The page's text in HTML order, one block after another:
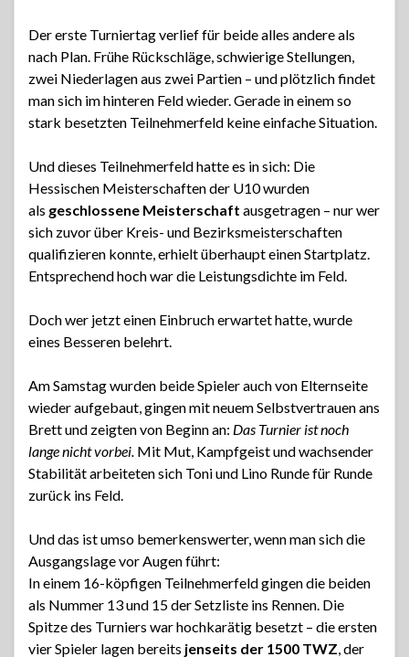
Der erste Turniertag verlief für beide alles andere als
nach Plan. Frühe Rückschläge, schwierige Stellungen,
zwei Niederlagen aus zwei Partien – und plötzlich findet
man sich im hinteren Feld wieder. Gerade in einem so
stark besetzten Teilnehmerfeld keine einfache Situation.
Und dieses Teilnehmerfeld hatte es in sich: Die
Hessischen Meisterschaften der U10 wurden
als geschlossene Meisterschaft ausgetragen – nur wer
sich zuvor über Kreis- und Bezirksmeisterschaften
qualifizieren konnte, erhielt überhaupt einen Startplatz.
Entsprechend hoch war die Leistungsdichte im Feld.
Doch wer jetzt einen Einbruch erwartet hatte, wurde
eines Besseren belehrt.
Am Samstag wurden beide Spieler auch von Elternseite
wieder aufgebaut, gingen mit neuem Selbstvertrauen ans
Brett und zeigten von Beginn an: Das Turnier ist noch
lange nicht vorbei. Mit Mut, Kampfgeist und wachsender
Stabilität arbeiteten sich Toni und Lino Runde für Runde
zurück ins Feld.
Und das ist umso bemerkenswerter, wenn man sich die
Ausgangslage vor Augen führt:
In einem 16-köpfigen Teilnehmerfeld gingen die beiden
als Nummer 13 und 15 der Setzliste ins Rennen. Die
Spitze des Turniers war hochkarätig besetzt – die ersten
vier Spieler lagen bereits jenseits der 1500 TWZ , der